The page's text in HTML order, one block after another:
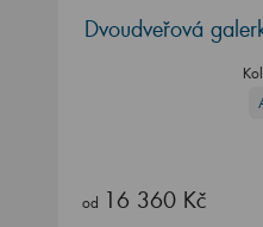
Dvoudveřová
od 16 360 Kč